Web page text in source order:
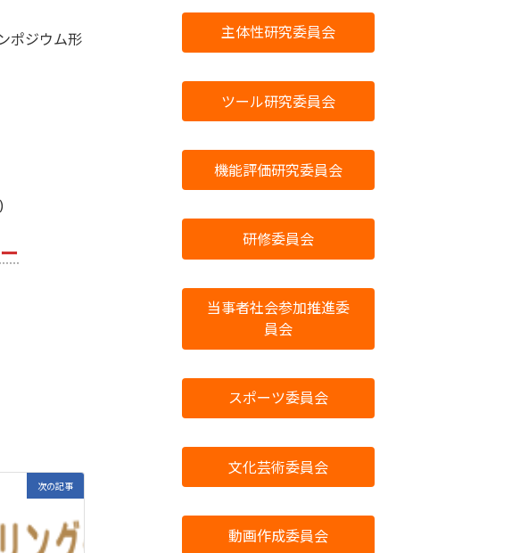
ポジウム形
次の記事
主体性研究委員会
ツール研究委員会
機能評価研究委員会
研修委員会
当事者社会参加推進委
員会
スポーツ委員会
文化芸術委員会
動画作成委員会